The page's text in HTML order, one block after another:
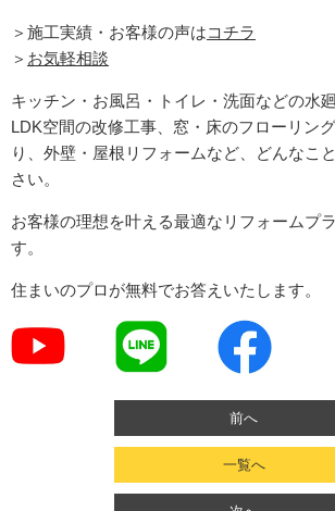
＞施工実績・お客様の声はコチラ
＞ お気軽相談
キッチン・お風呂・トイレ・洗面などの水
LDK空間の改修工事、窓・床のフローリン
り、外壁・屋根リフォームなど、どんなこ
さい。
お客様の理想を叶える最適なリフォームプ
す。
住まいのプロが無料でお答えいたします。
前へ
一覧へ